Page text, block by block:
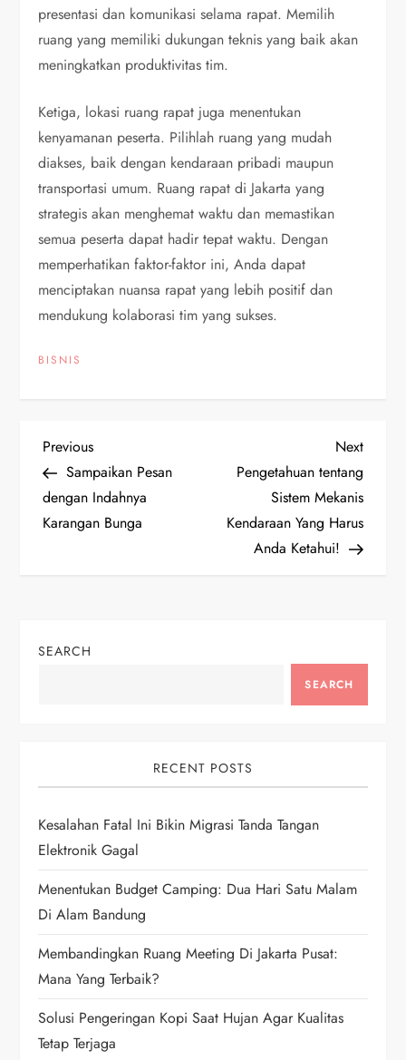
presentasi dan komunikasi selama rapat. Memilih
ruang yang memiliki dukungan teknis yang baik akan
meningkatkan produktivitas tim.
Ketiga, lokasi ruang rapat juga menentukan
kenyamanan peserta. Pilihlah ruang yang mudah
diakses, baik dengan kendaraan pribadi maupun
transportasi umum. Ruang rapat di Jakarta yang
strategis akan menghemat waktu dan memastikan
semua peserta dapat hadir tepat waktu. Dengan
memperhatikan faktor-faktor ini, Anda dapat
menciptakan nuansa rapat yang lebih positif dan
mendukung kolaborasi tim yang sukses.
BISNIS
P
o
s
a
g
a
t
i
o
n
Previous
Post
Previous
Sampaikan Pesan
dengan Indahnya
Karangan Bunga
Next
Post
Next
Pengetahuan tentang
Sistem Mekanis
Kendaraan Yang Harus
Anda Ketahui!
SEARCH
SEARCH
RECENT POSTS
Kesalahan Fatal Ini Bikin Migrasi Tanda Tangan
Elektronik Gagal
Menentukan Budget Camping: Dua Hari Satu Malam
Di Alam Bandung
Membandingkan Ruang Meeting Di Jakarta Pusat:
Mana Yang Terbaik?
Solusi Pengeringan Kopi Saat Hujan Agar Kualitas
Tetap Terjaga